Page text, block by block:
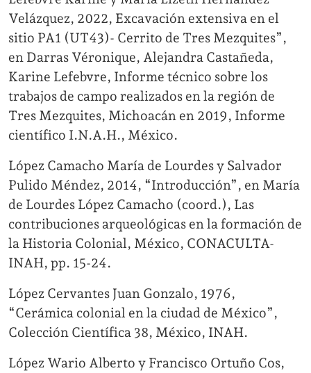
Velázquez, 2022, Excavación extensiva en el
sitio PA1 (UT43)- Cerrito de Tres Mezquites”,
en Darras Véronique, Alejandra Castañeda,
Karine Lefebvre, Informe técnico sobre los
trabajos de campo realizados en la región de
Tres Mezquites, Michoacán en 2019, Informe
científico I.N.A.H., México.
López Camacho María de Lourdes y Salvador
Pulido Méndez, 2014, “Introducción”, en María
de Lourdes López Camacho (coord.), Las
contribuciones arqueológicas en la formación de
la Historia Colonial, México, CONACULTA-
INAH, pp. 15-24.
López Cervantes Juan Gonzalo, 1976,
“Cerámica colonial en la ciudad de México”,
Colección Científica 38, México, INAH.
López Wario Alberto y Francisco Ortuño Cos,